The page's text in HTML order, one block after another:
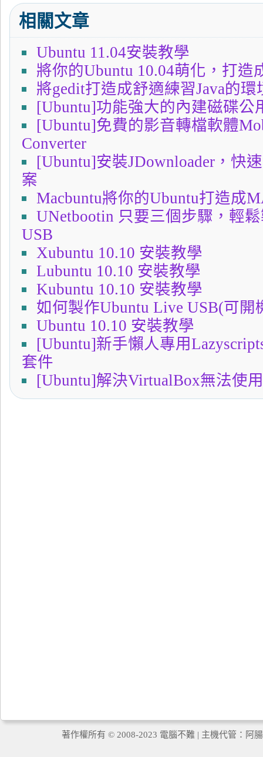
相關文章
Ubuntu 11.04安裝教學
將你的Ubuntu 10.04萌化，打造
將gedit打造成舒適練習Java的環
[Ubuntu]功能強大的內建磁碟
[Ubuntu]免費的影音轉檔軟體
Converter
[Ubuntu]安裝JDownloader，快
案
Macbuntu將你的Ubuntu打造成
UNetbootin 只要三個步驟，輕
USB
Xubuntu 10.10 安裝教學
Lubuntu 10.10 安裝教學
Kubuntu 10.10 安裝教學
如何製作Ubuntu Live USB(可開
Ubuntu 10.10 安裝教學
[Ubuntu]新手懶人專用
套件
[Ubuntu]解決VirtualBox無法使
著作權所有 © 2008-2023 電腦不難 | 主機代管： 阿